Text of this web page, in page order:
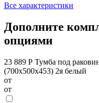
Все характеристики
Дополните
опциями
23 889 Р Тумба под
(700х500х453) 2я белый
от
от